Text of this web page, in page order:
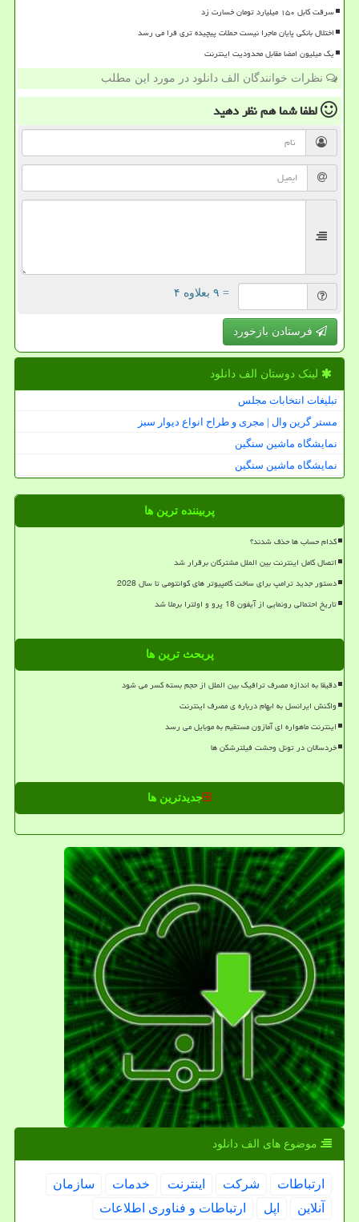
سرقت کابل ۱۵۰ میلیارد تومان خسارت زد
اختلال بانکی پایان ماجرا نیست حملات پیچیده تری فرا می رسد
یک میلیون امضا مقابل محدودیت اینترنت
نظرات خوانندگان الف دانلود در مورد این مطلب
لطفا شما همنظر دهید
= ۹ بعلاوه ۴
فرستادن بازخورد
لینک دوستان الف دانلود
تبلیغات انتخابات مجلس
مستر گرین وال | مجری و طراح انواع دیوار سبز
نمایشگاه ماشین سنگین
نمایشگاه ماشین سنگین
پربیننده ترین ها
کدام حساب ها حذف شدند؟
اتصال کامل اینترنت بین الملل مشترکان برقرار شد
دستور جدید ترامپ برای ساخت کامپیوتر های کوانتومی تا سال 2028
تاریخ احتمالی رونمایی از آیفون 18 پرو و اولترا برملا شد
پربحث ترین ها
دقیقا به اندازه مصرف ترافیک بین الملل از حجم بسته کسر می شود
واکنش ایرانسل به ابهام درباره ی مصرف اینترنت
اینترنت ماهواره ای آمازون مستقیم به موبایل می رسد
خردسالان در تونل وحشت فیلترشکن ها
جدیدترین ها
موضوع های الف دانلود
ارتباطات شركت اینترنت خدمات
سازمان
آنلاین
اپل ارتباطات و فناوری اطلاعات